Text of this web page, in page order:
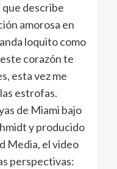
que describe
amorosa en
loquito como
corazón te
esta vez me
estrofas.
de Miami bajo
y producido
Media, el video
perspectivas: